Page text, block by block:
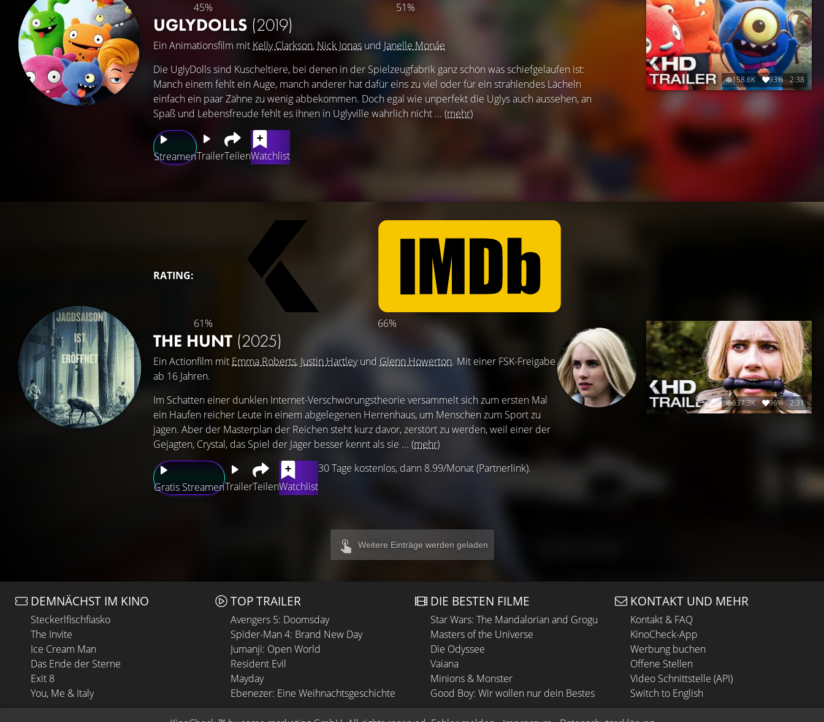
45% 51%
UGLYDOLLS (2019)
Ein Animationsfilm mit Kelly Clarkson, Nick Jonas und Janelle Monáe
StreamenTrailerTeilenWatchlist
Die UglyDolls sind Kuscheltiere, bei denen in der Spielzeugfabrik ganz schön was schiefgelaufen ist:
Manch einem fehlt ein Auge, manch anderer hat dafür eins zu viel oder für ein strahlendes Lächeln
einfach ein paar Zähne zu wenig abbekommen. Doch egal wie unperfekt die Uglys auch aussehen, an
Spaß und Lebensfreude fehlt es ihnen in Uglyville wahrlich nicht ... (mehr)
158.6K 93% 2:38
RATING:
61% 66%
THE HUNT (2025)
Ein Actionfilm mit Emma Roberts, Justin Hartleyund Glenn Howerton. Mit einer FSK-Freigabe
ab 16 Jahren.
Gratis StreamenTrailerTeilenWatchlist
30 Tage kostenlos, dann 8.99/Monat (Partnerlink).
Im Schatten einer dunklen Internet-Verschwörungstheorie versammelt sich zum ersten Mal
ein Haufen reicher Leute in einem abgelegenen Herrenhaus, um Menschen zum Sport zu
jagen. Aber der Masterplan der Reichen steht kurz davor, zerstört zu werden, weil einer der
Gejagten, Crystal, das Spiel der Jäger besser kennt als sie ... (mehr)
637.3K 96% 2:31
Weitere Einträge werden geladen
DEMNÄCHST IM KINO
Steckerlfischfiasko
The Invite
Ice Cream Man
Das Ende der Sterne
Exit 8
You, Me & Italy
TOP TRAILER
Avengers 5: Doomsday
Spider-Man 4: Brand New Day
Jumanji: Open World
Resident Evil
Mayday
Ebenezer: Eine Weihnachtsgeschichte
DIE BESTEN FILME
Star Wars: The Mandalorian and Grogu
Masters of the Universe
Die Odyssee
Vaiana
Minions & Monster
Good Boy: Wir wollen nur dein Bestes
KONTAKT UND MEHR
Kontakt & FAQ
KinoCheck-App
Werbung buchen
Offene Stellen
Video Schnittstelle (API)
Switch to English